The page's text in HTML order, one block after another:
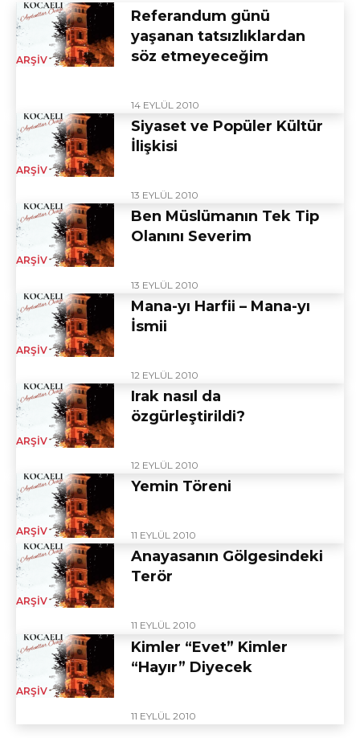
ARŞIV
Referandum günü
yaşanan tatsızlıklardan
söz etmeyeceğim
14 EYLÜL 2010
ARŞIV
Siyaset ve Popüler Kültür
İlişkisi
13 EYLÜL 2010
ARŞIV
Ben Müslümanın Tek Tip
Olanını Severim
13 EYLÜL 2010
ARŞIV
Mana-yı Harfii – Mana-yı
İsmii
12 EYLÜL 2010
ARŞIV
Irak nasıl da
özgürleştirildi?
12 EYLÜL 2010
ARŞIV
Yemin Töreni
11 EYLÜL 2010
ARŞIV
Anayasanın Gölgesindeki
Terör
11 EYLÜL 2010
ARŞIV
Kimler “Evet” Kimler
“Hayır” Diyecek
11 EYLÜL 2010